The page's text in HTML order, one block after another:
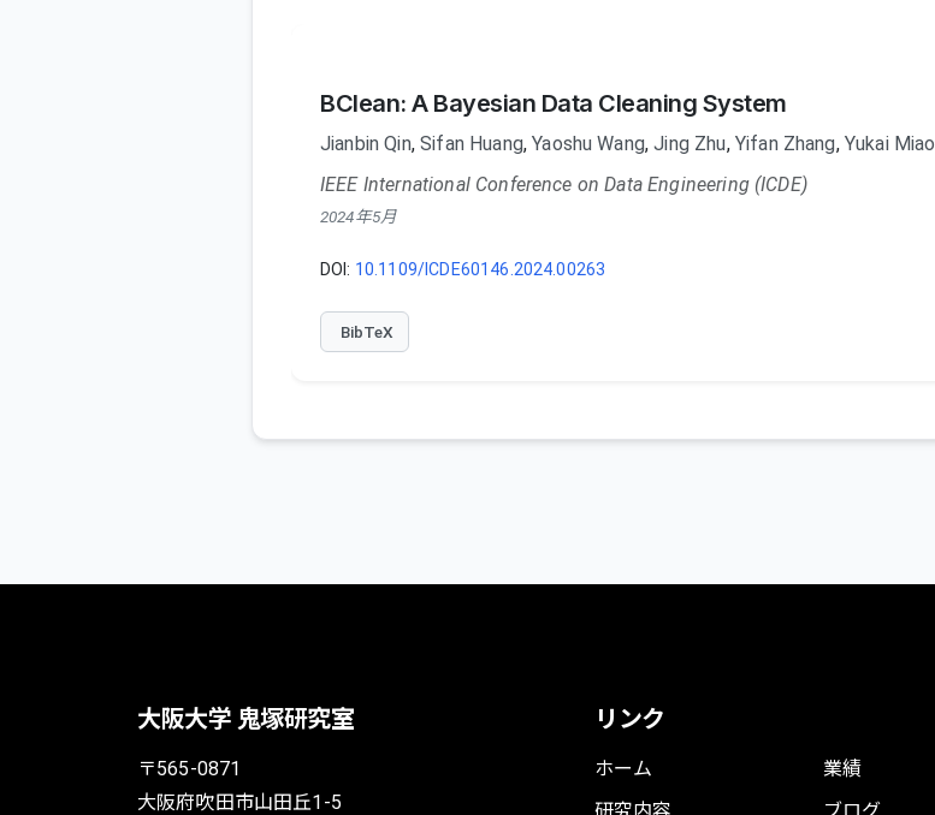
BClean: A Bayesian Data Cleaning System
Jianbin Qin,Sifan Huang,Yaoshu Wang,Jing Zhu, Yifan Zhang, Yukai Miao
IEEE International Conference on Data Engineering (ICDE)
2024年5月
DOI: 10.1109/ICDE60146.2024.00263
BibTeX
大阪大学 鬼塚研究室
〒565-0871
大阪府吹田市山田丘1-5
リンク
ホーム
業績